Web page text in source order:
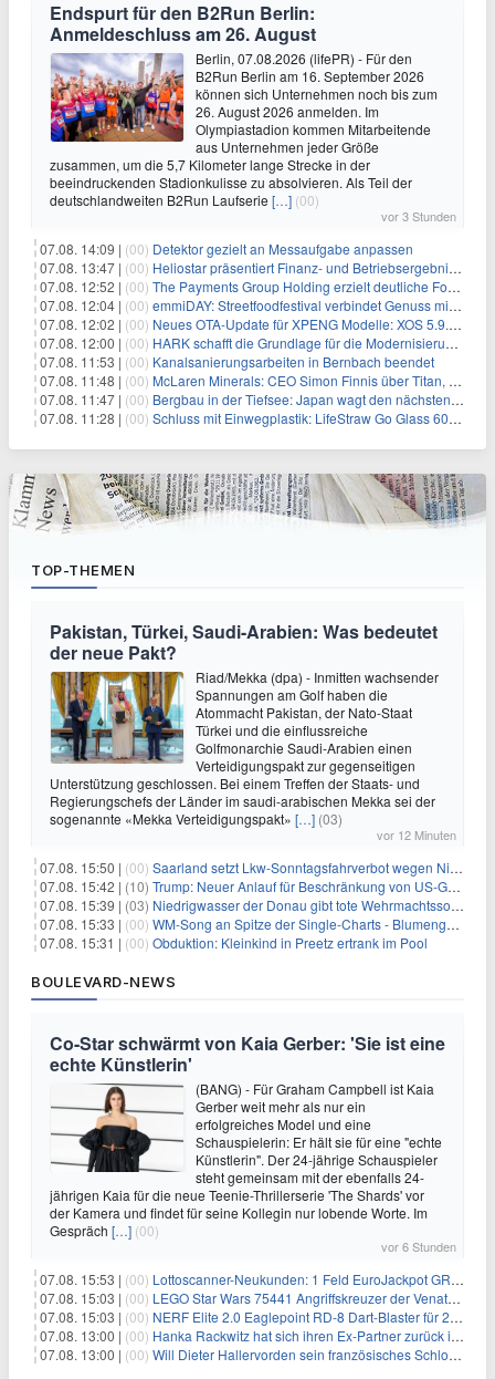
Endspurt für den B2Run Berlin:
Anmeldeschluss am 26. August
Berlin, 07.08.2026 (lifePR) - Für den
B2Run Berlin am 16. September 2026
können sich Unternehmen noch bis zum
26. August 2026 anmelden. Im
Olympiastadion kommen Mitarbeitende
aus Unternehmen jeder Größe
zusammen, um die 5,7 Kilometer lange Strecke in der
beeindruckenden Stadionkulisse zu absolvieren. Als Teil der
deutschlandweiten B2Run Laufserie […] (00)
vor 3 Stunden
07.08. 14:09 | (00) Detektor gezielt an Messaufgabe anpassen
07.08. 13:47 | (00) Heliostar präsentiert Finanz- und Betriebsergebnis für das zweite Quartal 2026 mit Goldproduktion und Barreserven in Rekordhöhe
07.08. 12:52 | (00) The Payments Group Holding erzielt deutliche Fortschritte bei ihren AI-Projekten
07.08. 12:04 | (00) emmiDAY: Streetfoodfestival verbindet Genuss mit Engagement gegen Brustkrebs
07.08. 12:02 | (00) Neues OTA-Update für XPENG Modelle: XOS 5.9.5 erweitert Sicherheits-, Lade- und Komfortfunktionen
07.08. 12:00 | (00) HARK schafft die Grundlage für die Modernisierung seiner IBM i-Anwendungen
07.08. 11:53 | (00) Kanalsanierungsarbeiten in Bernbach beendet
07.08. 11:48 | (00) McLaren Minerals: CEO Simon Finnis über Titan, Zirkon und Seltene Erden
07.08. 11:47 | (00) Bergbau in der Tiefsee: Japan wagt den nächsten Schritt
07.08. 11:28 | (00) Schluss mit Einwegplastik: LifeStraw Go Glass 600ml bringt gefiltertes Trinkwasser aus der Glasflasche
TOP-THEMEN
Pakistan, Türkei, Saudi-Arabien: Was bedeutet
der neue Pakt?
Riad/Mekka (dpa) - Inmitten wachsender
Spannungen am Golf haben die
Atommacht Pakistan, der Nato-Staat
Türkei und die einflussreiche
Golfmonarchie Saudi-Arabien einen
Verteidigungspakt zur gegenseitigen
Unterstützung geschlossen. Bei einem Treffen der Staats- und
Regierungschefs der Länder im saudi-arabischen Mekka sei der
sogenannte «Mekka Verteidigungspakt» […] (03)
vor 12 Minuten
07.08. 15:50 | (00) Saarland setzt Lkw-Sonntagsfahrverbot wegen Niedrigwasser aus
07.08. 15:42 | (10) Trump: Neuer Anlauf für Beschränkung von US-Geburtsrecht
07.08. 15:39 | (03) Niedrigwasser der Donau gibt tote Wehrmachtssoldaten frei
07.08. 15:33 | (00) WM-Song an Spitze der Single-Charts - Blumengarten auf Platz zwei
07.08. 15:31 | (00) Obduktion: Kleinkind in Preetz ertrank im Pool
BOULEVARD-NEWS
Co-Star schwärmt von Kaia Gerber: 'Sie ist eine
echte Künstlerin'
(BANG) - Für Graham Campbell ist Kaia
Gerber weit mehr als nur ein
erfolgreiches Model und eine
Schauspielerin: Er hält sie für eine "echte
Künstlerin". Der 24-jährige Schauspieler
steht gemeinsam mit der ebenfalls 24-
jährigen Kaia für die neue Teenie-Thrillerserie 'The Shards' vor
der Kamera und findet für seine Kollegin nur lobende Worte. Im
Gespräch […] (00)
vor 6 Stunden
07.08. 15:53 | (00) Lottoscanner-Neukunden: 1 Feld EuroJackpot GRATIS spielen
07.08. 15:03 | (00) LEGO Star Wars 75441 Angriffskreuzer der Venator-Klasse für 50,25€
07.08. 15:03 | (00) NERF Elite 2.0 Eaglepoint RD-8 Dart-Blaster für 20,49€
07.08. 13:00 | (00) Hanka Rackwitz hat sich ihren Ex-Partner zurück ins Haus geholt
07.08. 13:00 | (00) Will Dieter Hallervorden sein französisches Schloss verkaufen?